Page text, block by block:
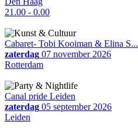
21.00 - 0.00
Cabaret- Tobi Kooiman & Elina S...
zaterdag 07 november 2026
Rotterdam
Canal pride Leiden
zaterdag 05 september 2026
Leiden